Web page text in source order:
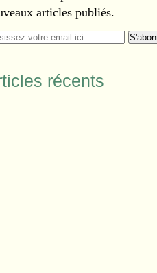
articles publiés.
récents